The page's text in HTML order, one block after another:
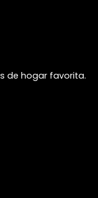
de hogar favorita.